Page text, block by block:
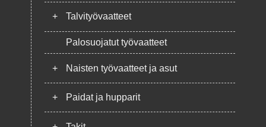
+ Talvityövaatteet
Palosuojatut työvaatteet
+ Naisten työvaatteet ja asut
+ Paidat ja hupparit